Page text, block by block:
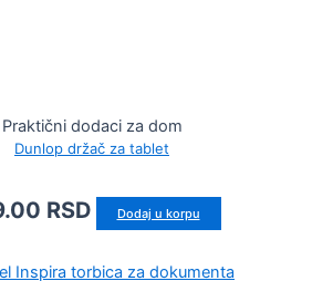
Praktični dodaci za dom
Dunlop držač za tablet
RSD Dodaj u korpu